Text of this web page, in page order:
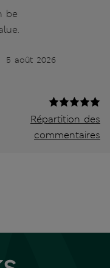
be
5 août 2026
Répartition des
commentaires